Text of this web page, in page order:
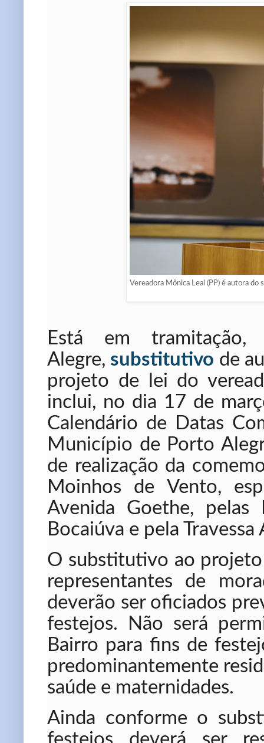
Vereadora Mônica Leal (PP) é autora
Está em
Alegre, substitutivo de
projeto de lei do
inclui, no dia 17 de
Calendário de Datas
Município de Porto
de realização da
Moinhos de Vento,
Avenida Goethe,
Bocaiúva e pela Travessa
O substitutivo ao
representantes de
deverão ser oficiados
festejos. Não será
Bairro para fins de
predominantemente
saúde e maternidades.
Ainda conforme o